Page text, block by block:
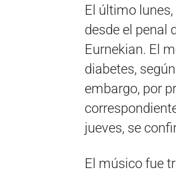
El último
desde el penal
Eurnekian. El
diabetes,
embargo, por
jueves, se
El músico fue